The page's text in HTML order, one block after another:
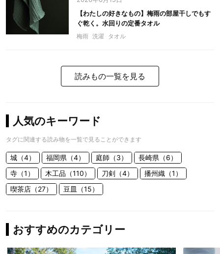
【わたしの好きなもの】梅雨の部屋干しでもす
ぐ乾く。水回りの定番タオル
梅雨 洗濯 タオル
読みもの一覧を見る
人気のキーワード
タグに関連する読み物を一覧で見ることができます
城（4） 福岡県（4） 庭師（3）
長崎県（6）
寺（1）
木工品（110） 刀剣（4）
播州織（1）
喫茶店（27）
豆皿（15）
おすすめのカテゴリー